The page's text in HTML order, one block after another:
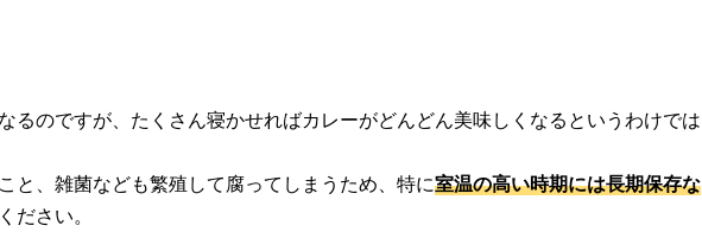
るのですが、たくさん寝かせればカレーがどんどん美味しくなるというわけでは
と、雑菌なども繁殖して腐ってしまうため、特に室温の高い時期には長期保存な
ださい。